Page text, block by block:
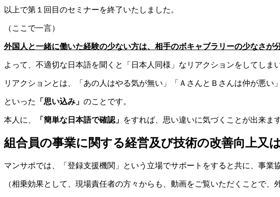
以上で第１回目のセミナーを終了いたしました。
（ここで一言）
外国人と一緒に働いた経験の少ない方は、相手のボキャブラリーの少なさが
よって、不適切な日本語を聞くと「日本人同様」なリアクションをしてしまい
リアクションとは、「あの人はやる気が無い」「ＡさんとＢさんは仲が悪い
といった 「思い込み」 のことです。
本人に、 「簡単な日本語で確認」 をすれば、思い違いに気づくことが出来ま
組合員の事業に関する経営及び技術の改善向上又
マンサポでは、「登録支援機関」という立場でサポートをすると共に、事
（相乗効果として、現場責任者の方々からも、動画をご覧いただくことで